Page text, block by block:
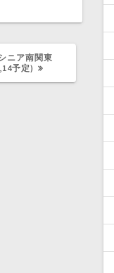
ニア南関東
予定)